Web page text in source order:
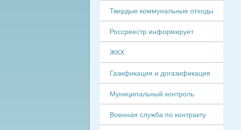
Твердые коммунальные отходы
Россреестр информирует
ЖКХ
Газификация и догазификация
Муниципальный контроль
Военная служба по контракту